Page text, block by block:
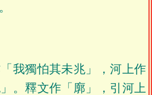
我獨怕其未兆」，河上作
。釋文作「廓」，引河上